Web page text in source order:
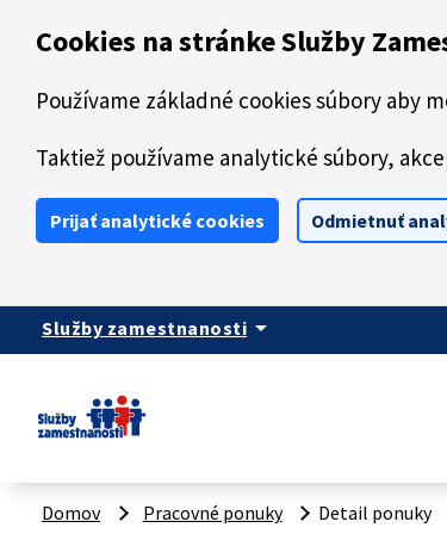
Cookies na stránke Služby
Používame základné cookies súbory aby
Taktiež používame analytické súbory,
Prijať analytické cookies Odmietnuť
Služby zamestnanosti arrow_drop_down
Domov Pracovné ponuky Detail ponuky